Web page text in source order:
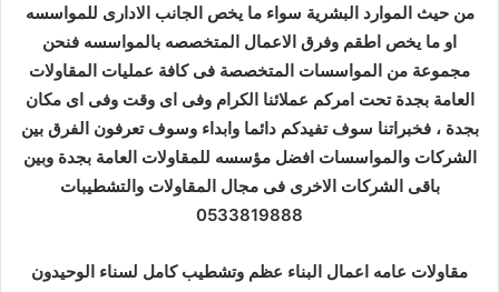
من حيث الموارد البشرية سواء ما يخص الجانب الادارى للمواسسه
او ما يخص اطقم وفرق الاعمال المتخصصه بالمواسسه فنحن
مجموعة من المواسسات المتخصصة فى كافة عمليات المقاولات
العامة بجدة تحت امركم عملائنا الكرام وفى اى وقت وفى اى مكان
بجدة ، فخبراتنا سوف تفيدكم دائما وابداء وسوف تعرفون الفرق بين
الشركات والمواسسات افضل مؤسسه للمقاولات العامة بجدة وبين
باقى الشركات الاخرى فى مجال المقاولات والتشطيبات
0533819888
مقاولات عامه اعمال البناء عظم وتشطيب كامل لسناء الوحيدون